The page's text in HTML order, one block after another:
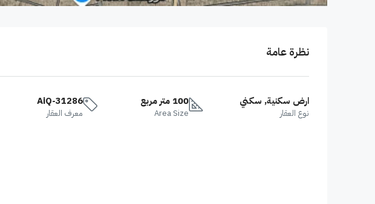
نظرة عامة
ارض سكنية, سكني
نوع العقار
100 متر مربع
Area Size
AiQ-31286
معرف العقار